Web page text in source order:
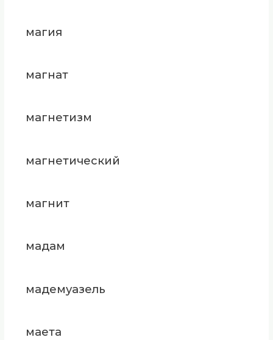
магия
магнат
магнетизм
магнетический
магнит
мадам
мадемуазель
маета